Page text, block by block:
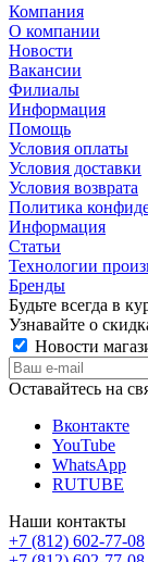
Компания
О компании
Новости
Вакансии
Филиалы
Информация
Помощь
Условия оплаты
Условия доставки
Условия возврата
Политика
Информация
Статьи
Технологии
Бренды
Будьте всегда в
Узнавайте о
Новости
Оставайтесь на
Вконтакте
YouTube
WhatsApp
RUTUBE
Наши контакты
+7 (812) 602-77-08